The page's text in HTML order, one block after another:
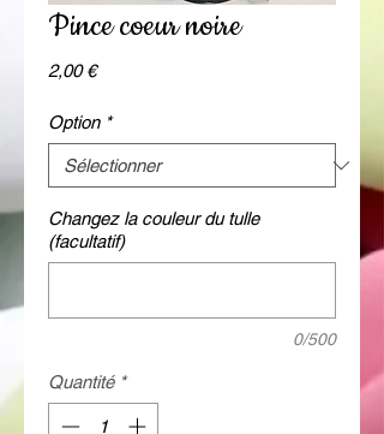
Pince coeur noire
2,00 €Prix
Option *
Changez la couleur du tulle
(facultatif)
0/500
Quantité *